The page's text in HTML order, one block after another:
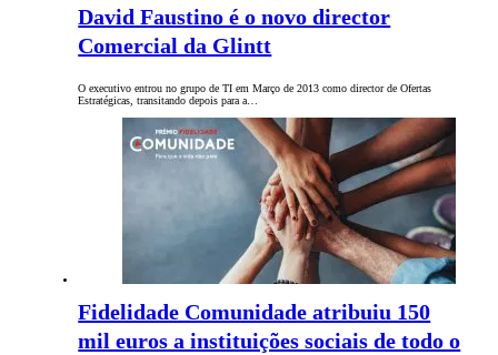
David Faustino é o novo director
Comercial da Glintt
O executivo entrou no grupo de TI em Março de 2013 como director de Ofertas
Estratégicas, transitando depois para a…
Fidelidade Comunidade atribuiu 150
mil euros a instituições sociais de todo o